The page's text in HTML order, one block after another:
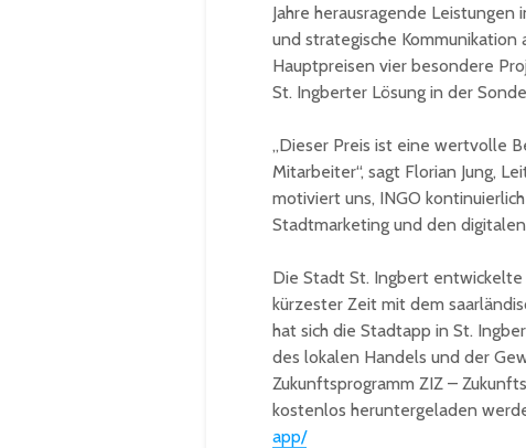
Jahre herausragende
und strategische Kommunikation
Hauptpreisen vier besondere
St. Ingberter Lösung in der
„Dieser Preis ist eine wertvolle
Mitarbeiter“, sagt Florian Jung,
motiviert uns, INGO
Stadtmarketing und den
Die Stadt St. Ingbert
kürzester Zeit mit dem
hat sich die Stadtapp in St.
des lokalen Handels und der
Zukunftsprogramm ZIZ –
kostenlos heruntergeladen
app/